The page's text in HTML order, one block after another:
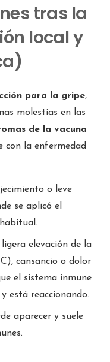
tras la
local y
para la gripe,
molestias en las
de la vacuna
con la enfermedad
o leve
se aplicó el
elevación de la
cansancio o dolor
el sistema inmune
está reaccionando.
aparecer y suele